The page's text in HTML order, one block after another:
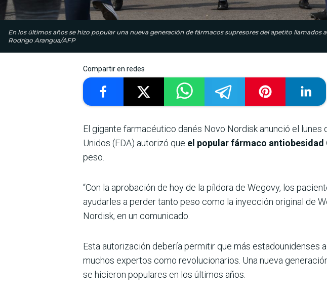
En los últimos años se hizo popular una nueva generación de fármacos supresores del apetito llamados
Rodrigo Arangua/AFP
Compartir en redes
El gigante farmacéutico danés Novo Nordisk anunció el
Unidos (FDA) autorizó que el popular fármaco antiobesidad
peso.
“Con la aprobación de hoy de la píldora de Wegovy, los
ayudarles a perder tanto peso como la inyección original de
Nordisk, en un comunicado.
Esta autorización debería permitir que más
muchos expertos como revolucionarios. Una nueva
se hicieron populares en los últimos años.